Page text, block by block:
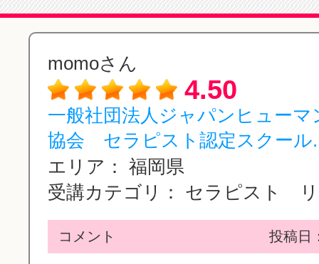
momoさん
4.50
一般社団法人ジャパンヒューマ
協会 セラピスト認定スクール
エリア： 福岡県
受講カテゴリ：
セラピスト
コメント 投稿日